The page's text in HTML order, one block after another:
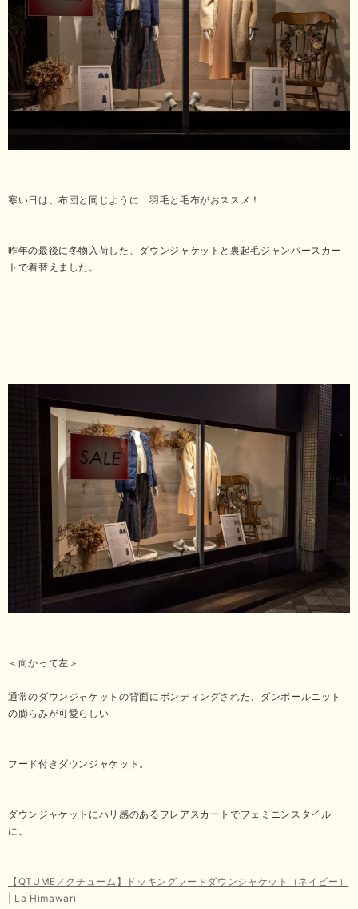
寒い日は、布団と同じように 羽毛と毛布がおススメ！
昨年の最後に冬物入荷した、ダウンジャケットと裏起毛ジャンパースカー
トで着替えました。
＜向かって左＞
通常のダウンジャケットの背面にボンディングされた、ダンボールニット
の膨らみが可愛らしい
フード付きダウンジャケット。
ダウンジャケットにハリ感のあるフレアスカートでフェミニンスタイル
に。
【QTUME／クチューム】ドッキングフードダウンジャケット（ネイビー）
| La Himawari